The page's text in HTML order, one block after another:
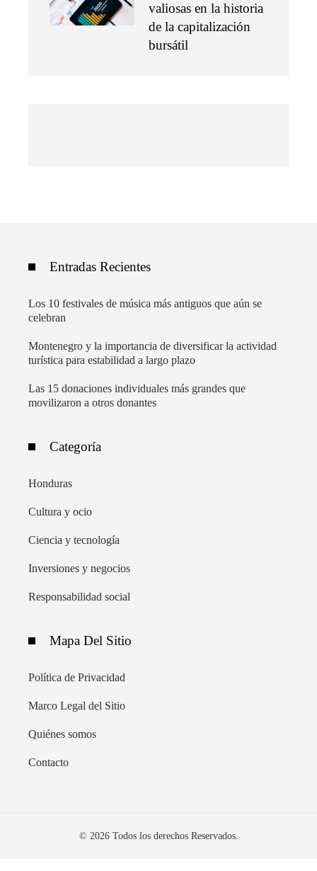
valiosas en la historia
de la capitalización
bursátil
Entradas Recientes
Los 10 festivales de música más antiguos que aún se
celebran
Montenegro y la importancia de diversificar la actividad
turística para estabilidad a largo plazo
Las 15 donaciones individuales más grandes que
movilizaron a otros donantes
Categoría
Honduras
Cultura y ocio
Ciencia y tecnología
Inversiones y negocios
Responsabilidad social
Mapa Del Sitio
Política de Privacidad
Marco Legal del Sitio
Quiénes somos
Contacto
© 2026 Todos los derechos Reservados.